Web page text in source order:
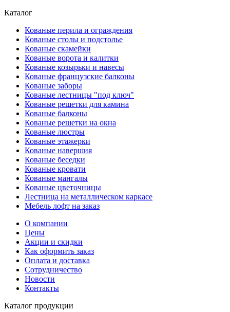
Каталог
Кованые перила и ограждения
Кованые столы и подстолье
Кованые скамейки
Кованые ворота и калитки
Кованые козырьки и навесы
Кованые французские балконы
Кованые заборы
Кованые лестницы "под ключ"
Кованые решетки для камина
Кованые балконы
Кованые решетки на окна
Кованые люстры
Кованые этажерки
Кованые навершия
Кованые беседки
Кованые кровати
Кованые мангалы
Кованые цветочницы
Лестница на металлическом каркасе
Мебель лофт на заказ
О компании
Цены
Акции и скидки
Как оформить заказ
Оплата и доставка
Сотрудничество
Новости
Контакты
Каталог продукции